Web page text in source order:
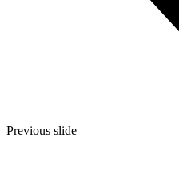
Previous slide